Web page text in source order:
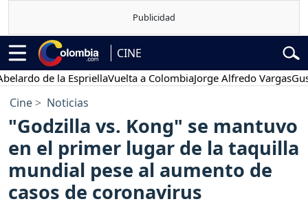
CINE
de la EspriellaVuelta a ColombiaJorge Alfredo VargasGustavo
Cine Noticias
"Godzilla vs. Kong" se mantuvo
en el primer lugar de la taquilla
mundial pese al aumento de
casos de coronavirus